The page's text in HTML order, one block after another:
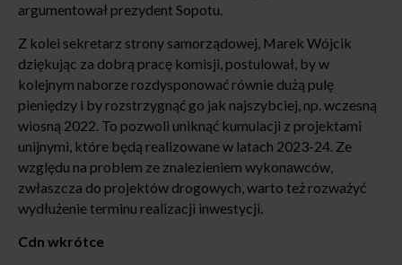
argumentował prezydent Sopotu.
Z kolei sekretarz strony samorządowej, Marek Wójcik
dziękując za dobrą pracę komisji, postulował, by w
kolejnym naborze rozdysponować równie dużą pulę
pieniędzy i by rozstrzygnąć go jak najszybciej, np. wczesną
wiosną 2022. To pozwoli uniknąć kumulacji z projektami
unijnymi, które będą realizowane w latach 2023-24. Ze
względu na problem ze znalezieniem wykonawców,
zwłaszcza do projektów drogowych, warto też rozważyć
wydłużenie terminu realizacji inwestycji.
Cdn wkrótce